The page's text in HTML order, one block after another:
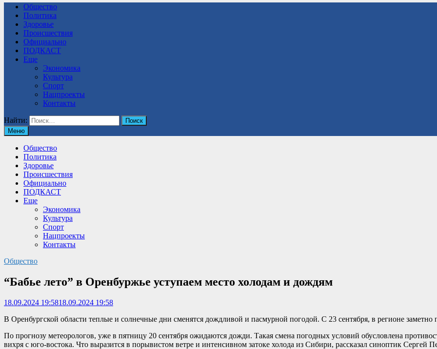
Общество
Политика
Здоровье
Происшествия
Официально
ПОДКАСТ
Еще
Экономика
Культура
Спорт
Нацпроекты
Контакты
Найти:
Меню
Общество
Политика
Здоровье
Происшествия
Официально
ПОДКАСТ
Еще
Экономика
Культура
Спорт
Нацпроекты
Контакты
Общество
“Бабье лето” в Оренбуржье уступаем место холодам и дождям
18.09.2024 19:5818.09.2024 19:58
В Оренбургской области теплые и солнечные дни сменятся дождливой и пасмурной погодой. С 23 сентября, в регионе заметно
По прогнозу метеорологов, уже в пятницу 20 сентября ожидаются дожди. Такая смена погодных условий обусловлена
вихря с юго-востока. Что выразится в порывистом ветре и интенсивном затоке холода из Сибири, рассказал синоптик Сергей